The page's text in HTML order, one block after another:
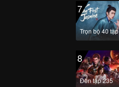
7
Trọn bộ 40 tập
8
Đến tập 235